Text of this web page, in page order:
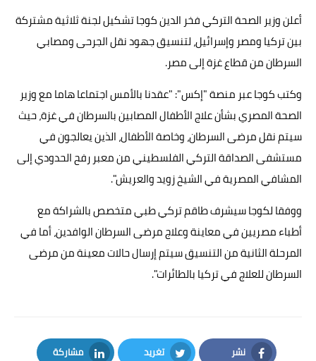
حوادث وقضايا
خدمات
فن المطبخ
مقالات
أعلن وزير الصحة التركي فخر الدين كوجا تشكيل لجنة ثلاثية مشتركة
بين تركيا ومصر وإسرائيل، لتنسيق جهود نقل الجرحى ومصابي
السرطان من قطاع غزة إلى مصر.
وكتب كوجا عبر منصة "إكس": "عقدنا بالأمس اجتماعا هاما مع وزير
الصحة المصري بشأن علاج الأطفال المصابين بالسرطان في غزة، حيث
سيتم نقل مرضى السرطان، وخاصة الأطفال، الذين يعالجون في
مستشفى الصداقة التركي الفلسطيني من معبر رفح الحدودي إلى
المشافي المصرية في الشيخ زويد والعريش".
ووفقا لكوجا سيشرف طاقم تركي طبي متخصص بالشراكة مع
أطباء مصريين في معاينة وعلاج مرضى السرطان الوافدين، أما في
المرحلة الثانية من التنسيق سيتم إرسال حالات معينة من مرضى
السرطان للعلاج في تركيا بالطائرات".
نشر تغريد مشاركة